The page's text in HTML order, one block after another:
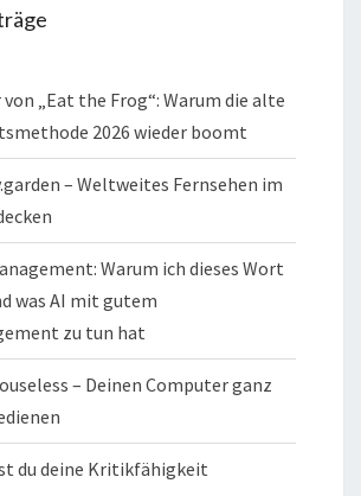
von „Eat the Frog“: Warum die alte
2026 wieder boomt
– Weltweites Fernsehen im
Warum ich dieses Wort
was AI mit gutem
zu tun hat
– Deinen Computer ganz
du deine Kritikfähigkeit